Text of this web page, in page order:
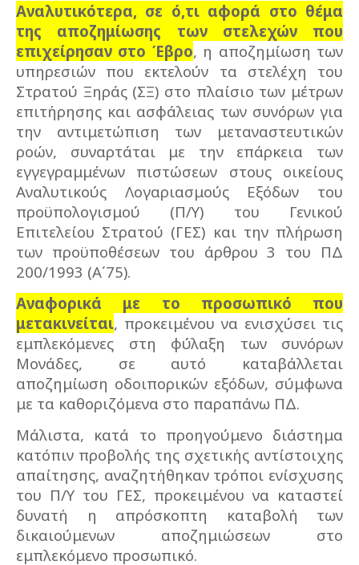
Αναλυτικότερα, σε ό,τι αφορά στο θέμα
της αποζημίωσης των στελεχών που
επιχείρησαν στο Έβρο, η αποζημίωση των
υπηρεσιών που εκτελούν τα στελέχη του
Στρατού Ξηράς (ΣΞ) στο πλαίσιο των μέτρων
επιτήρησης και ασφάλειας των συνόρων για
την αντιμετώπιση των μεταναστευτικών
ροών, συναρτάται με την επάρκεια των
εγγεγραμμένων πιστώσεων στους οικείους
Αναλυτικούς Λογαριασμούς Εξόδων του
προϋπολογισμού (Π/Υ) του Γενικού
Επιτελείου Στρατού (ΓΕΣ) και την πλήρωση
των προϋποθέσεων του άρθρου 3 του ΠΔ
200/1993 (Α΄75).
Αναφορικά με το προσωπικό που
μετακινείται, προκειμένου να ενισχύσει τις
εμπλεκόμενες στη φύλαξη των συνόρων
Μονάδες, σε αυτό καταβάλλεται
αποζημίωση οδοιπορικών εξόδων, σύμφωνα
με τα καθοριζόμενα στο παραπάνω ΠΔ.
Μάλιστα, κατά το προηγούμενο διάστημα
κατόπιν προβολής της σχετικής αντίστοιχης
απαίτησης, αναζητήθηκαν τρόποι ενίσχυσης
του Π/Υ του ΓΕΣ, προκειμένου να καταστεί
δυνατή η απρόσκοπτη καταβολή των
δικαιούμενων αποζημιώσεων στο
εμπλεκόμενο προσωπικό.